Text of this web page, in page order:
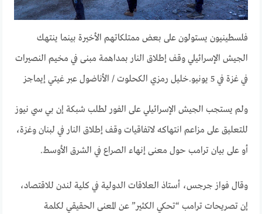
فلسطينيون يستولون على بعض ممتلكاتهم الأخيرة بينما ينتهك
الجيش الإسرائيلي وقف إطلاق النار بمداهمة مبنى في مخيم النصيرات
في غزة في 5 يونيو.
خليل رمزي الكحلوت / الأناضول عبر غيتي إيماجز
ولم يستجب الجيش الإسرائيلي على الفور لطلب شبكة إن بي سي نيوز
للتعليق على مزاعم انتهاكه لاتفاقيات وقف إطلاق النار في لبنان وغزة،
أو على بيان ترامب حول معنى إنهاء الصراع في الشرق الأوسط.
وقال فواز جرجس، أستاذ العلاقات الدولية في كلية لندن للاقتصاد،
إن تصريحات ترامب “تحكي الكثير” عن المعنى الحقيقي لكلمة